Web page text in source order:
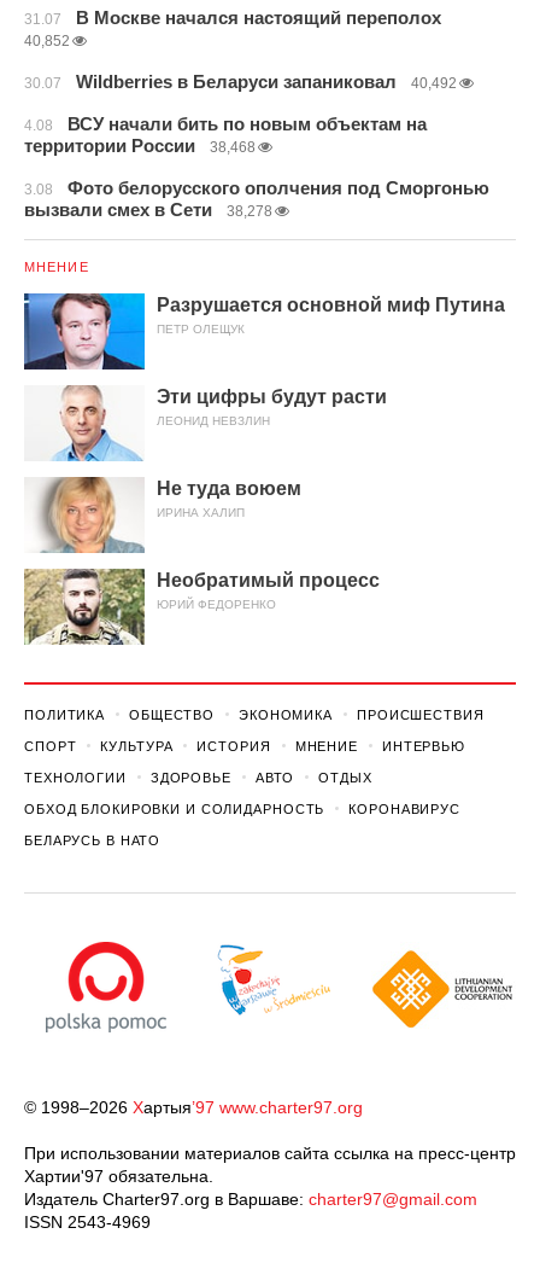
31.07 В Москве начался настоящий переполох
40,852
30.07 Wildberries в Беларуси запаниковал 40,492
4.08
ВСУ начали бить по новым объектам на
территории России
38,468
3.08
Фото белорусского ополчения под Сморгонью
вызвали смех в Сети
38,278
МНЕНИЕ
Разрушается основной миф Путина
ПЕТР ОЛЕЩУК
Эти цифры будут расти
ЛЕОНИД НЕВЗЛИН
Не туда воюем
ИРИНА ХАЛИП
Необратимый процесс
ЮРИЙ ФЕДОРЕНКО
ПОЛИТИКА ОБЩЕСТВО ЭКОНОМИКА ПРОИСШЕСТВИЯ
СПОРТ КУЛЬТУРА ИСТОРИЯ МНЕНИЕ ИНТЕРВЬЮ
ТЕХНОЛОГИИ ЗДОРОВЬЕ АВТО ОТДЫХ
ОБХОД БЛОКИРОВКИ И СОЛИДАРНОСТЬ КОРОНАВИРУС
БЕЛАРУСЬ В НАТО
© 1998–2026 Хартыя’97 www.charter97.org
При использовании материалов сайта ссылка на пресс-центр
Хартии'97 обязательна.
Издатель Charter97.org в Варшаве: charter97@gmail.com
ISSN 2543-4969